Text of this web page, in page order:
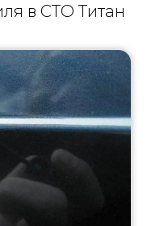
в СТО Титан